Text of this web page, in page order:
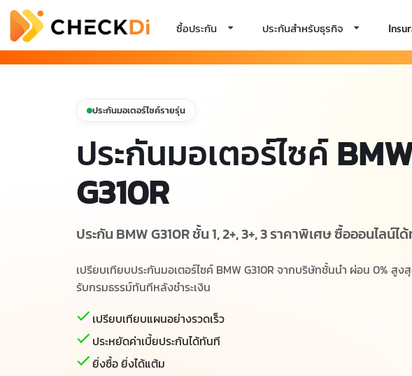
ซื้อประกัน ประกันสำหรับธุรกิจ
ประกันมอเตอร์ไซค์รายรุ่น
ประกันมอเตอร์ไซค์
G310R
ประกัน BMW G310R ชั้น 1, 2+, 3+, 3 ราคาพิเศษ ซื้อออนไลน์ไ
เปรียบเทียบประกันมอเตอร์ไซค์ BMW G310R จากบริษัทชั้นนำ ผ่อน 0% สูง
รับกรมธรรม์ทันทีหลังชำระเงิน
เปรียบเทียบแผนอย่างรวดเร็ว
ประหยัดค่าเบี้ยประกันได้ทันที
ยิ่งซื้อ ยิ่งได้แต้ม